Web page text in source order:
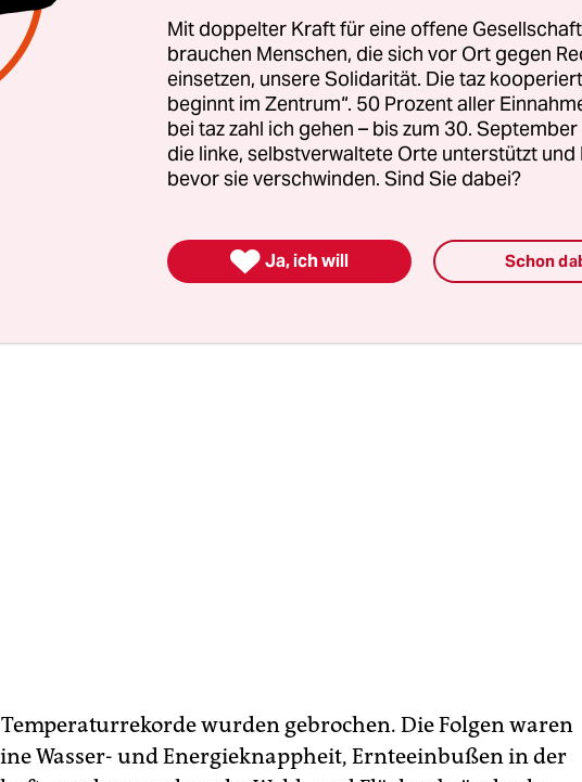
2020 eines der drei wärmsten Jahre, die bisher in
und der Karibik gemessen wurden, und laut der UN-
zugleich das zweitwärmste seit Beginn der
in Südamerika. Vor allem die Länder Südamerikas
Jahr von großen Hitzewelle betroffen. Vielerorts
der Vergleichsperiode von 1981 bis 2010, heißt es in der
wurden gebrochen. Die Folgen waren
Wasser- und Energieknappheit, Ernteeinbußen in der
Mit doppelter Kraft für eine offene
brauchen Menschen, die sich vor Ort gegen
einsetzen, unsere Solidarität. Die taz
beginnt im Zentrum“. 50 Prozent aller
bei taz zahl ich gehen – bis zum 30.
die linke, selbstverwaltete Orte unterstützt und
bevor sie verschwinden. Sind Sie dabei?
 Ja, ich will Schon